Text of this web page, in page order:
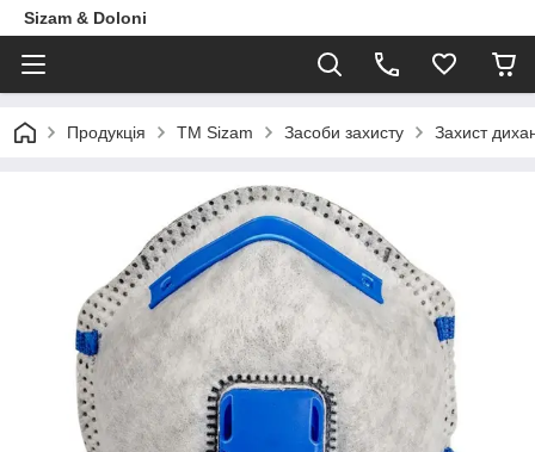
Sizam & Doloni
Продукцiя ТМ Sizam Засоби захисту Захист